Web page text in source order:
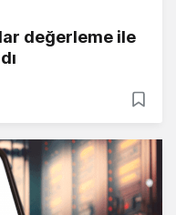
değerleme ile